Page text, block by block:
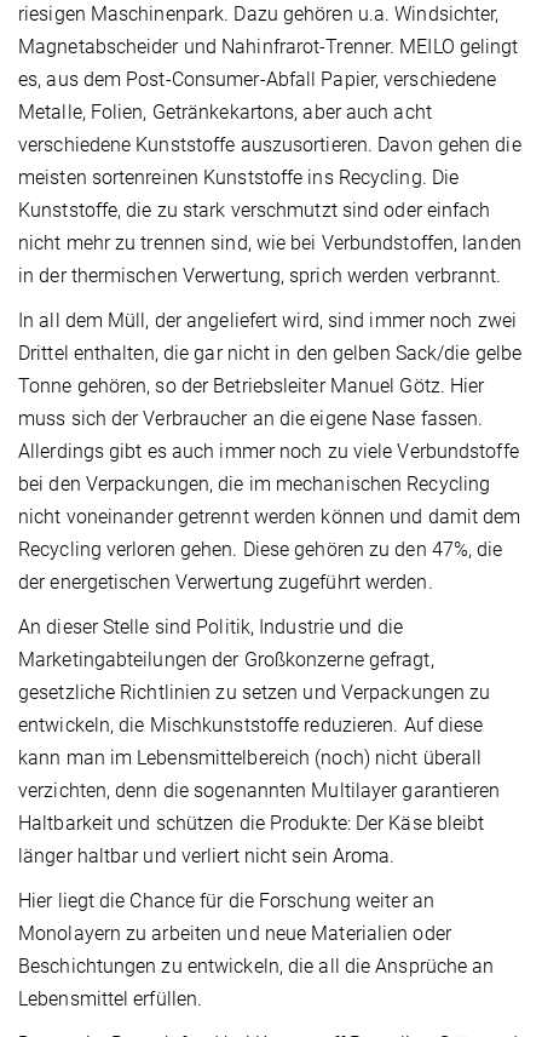
riesigen Maschinenpark. Dazu gehören u.a. Windsichter,
Magnetabscheider und Nahinfrarot-Trenner. MEILO gelingt
es, aus dem Post-Consumer-Abfall Papier, verschiedene
Metalle, Folien, Getränkekartons, aber auch acht
verschiedene Kunststoffe auszusortieren. Davon gehen die
meisten sortenreinen Kunststoffe ins Recycling. Die
Kunststoffe, die zu stark verschmutzt sind oder einfach
nicht mehr zu trennen sind, wie bei Verbundstoffen, landen
in der thermischen Verwertung, sprich werden verbrannt.
In all dem Müll, der angeliefert wird, sind immer noch zwei
Drittel enthalten, die gar nicht in den gelben Sack/die gelbe
Tonne gehören, so der Betriebsleiter Manuel Götz. Hier
muss sich der Verbraucher an die eigene Nase fassen.
Allerdings gibt es auch immer noch zu viele Verbundstoffe
bei den Verpackungen, die im mechanischen Recycling
nicht voneinander getrennt werden können und damit dem
Recycling verloren gehen. Diese gehören zu den 47%, die
der energetischen Verwertung zugeführt werden.
An dieser Stelle sind Politik, Industrie und die
Marketingabteilungen der Großkonzerne gefragt,
gesetzliche Richtlinien zu setzen und Verpackungen zu
entwickeln, die Mischkunststoffe reduzieren. Auf diese
kann man im Lebensmittelbereich (noch) nicht überall
verzichten, denn die sogenannten Multilayer garantieren
Haltbarkeit und schützen die Produkte: Der Käse bleibt
länger haltbar und verliert nicht sein Aroma.
Hier liegt die Chance für die Forschung weiter an
Monolayern zu arbeiten und neue Materialien oder
Beschichtungen zu entwickeln, die all die Ansprüche an
Lebensmittel erfüllen.